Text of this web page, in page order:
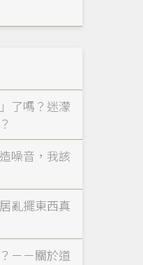
了嗎？迷濛
噪音，我該
亂擺東西真
－－關於道